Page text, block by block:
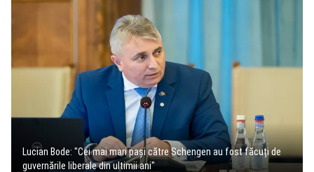
Lucian Bode: "Cei mai mari pași către Schengen au fost făcuți de
guvernările liberale din ultimii ani"